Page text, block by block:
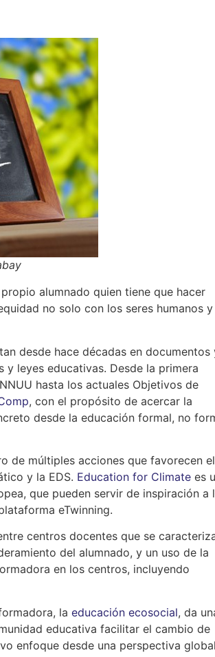
alumnado quien tiene que hacer
no solo con los seres humanos y
desde hace décadas en documentos
leyes educativas. Desde la primera
hasta los actuales Objetivos de
, con el propósito de acercar la
desde la educación formal, no
de múltiples acciones que favorecen el
y la EDS. Education for Climate es
que pueden servir de inspiración a
eTwinning.
centros docentes que se
del alumnado, y un uso de la
en los centros, incluyendo
la educación ecosocial, da
educativa facilitar el cambio de
enfoque desde una perspectiva